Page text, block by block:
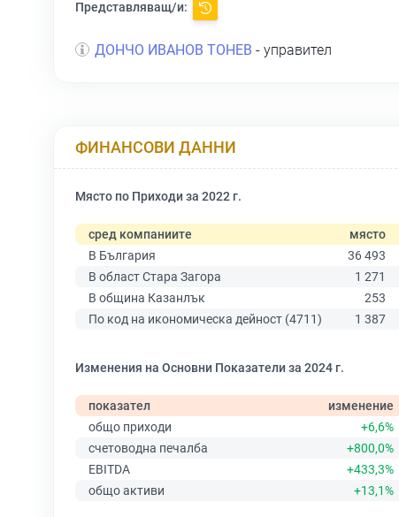
Представляващ/и:
ДОНЧО ИВАНОВ ТОНЕВ - управител
ФИНАНСОВИ ДАННИ
Място по Приходи за 2022 г.
сред компаниите място
В България
36 493
В област Стара Загора
1 271
В община Казанлък
253
По код на икономическа дейност (4711)
1 387
Изменения на Основни Показатели за 2024 г.
показател
изменение
общо приходи
+6,6%
счетоводна печалба
+800,0%
EBITDA
+433,3%
общо активи
+13,1%